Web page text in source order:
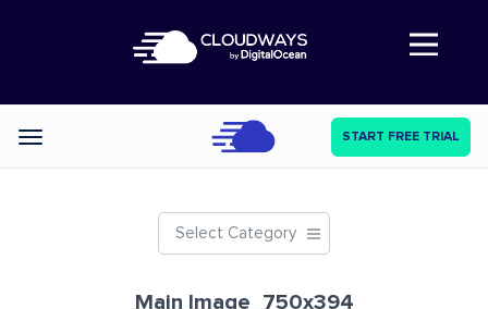
Abre a navegação
Categories START FREE TRIAL
Select Category
Main Image_750x394